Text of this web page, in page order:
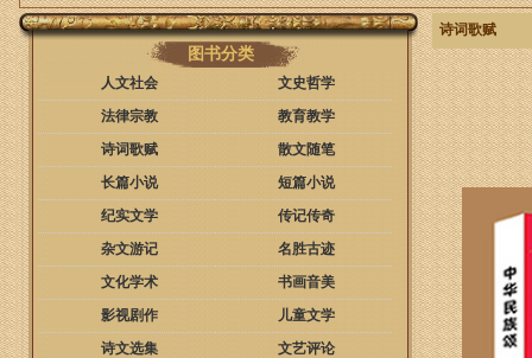
图书分类
人文社会
文史哲学
法律宗教
教育教学
诗词歌赋
散文随笔
长篇小说
短篇小说
纪实文学
传记传奇
杂文游记
名胜古迹
文化学术
书画音美
影视剧作
儿童文学
诗文选集
文艺评论
诗词歌赋